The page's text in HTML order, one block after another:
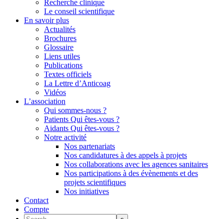
Recherche clinique
Le conseil scientifique
En savoir plus
Actualités
Brochures
Glossaire
Liens utiles
Publications
Textes officiels
La Lettre d’Anticoag
Vidéos
L’association
Qui sommes-nous ?
Patients Qui êtes-vous ?
Aidants Qui êtes-vous ?
Notre activité
Nos partenariats
Nos candidatures à des appels à projets
Nos collaborations avec les agences sanitaires
Nos participations à des évènements et des
projets scientifiques
Nos initiatives
Contact
Compte